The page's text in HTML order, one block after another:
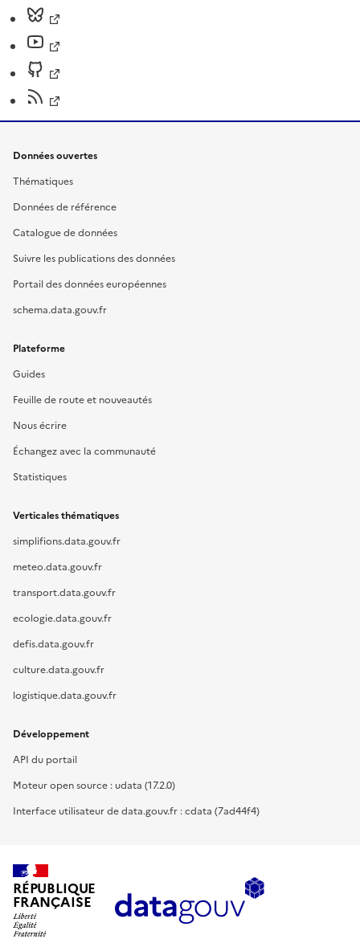
Données ouvertes
Thématiques
Données de référence
Catalogue de données
Suivre les publications des données
Portail des données européennes
schema.data.gouv.fr
Plateforme
Guides
Feuille de route et nouveautés
Nous écrire
Échangez avec la communauté
Statistiques
Verticales thématiques
simplifions.data.gouv.fr
meteo.data.gouv.fr
transport.data.gouv.fr
ecologie.data.gouv.fr
defis.data.gouv.fr
culture.data.gouv.fr
logistique.data.gouv.fr
Développement
API du portail
Moteur open source : udata (17.2.0)
Interface utilisateur de data.gouv.fr : cdata (7ad44f4)
RÉPUBLIQUE
FRANÇAISE